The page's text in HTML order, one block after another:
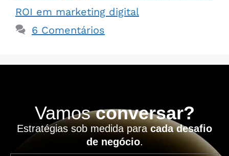
ROI em marketing digital
6 Comentários
Vamosconversar?
Estratégias sob medida paracada desafio
de negócio.